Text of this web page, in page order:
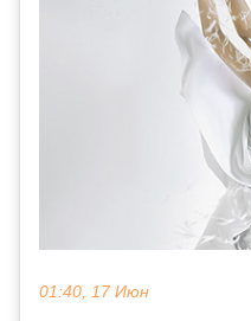
01:40, 17 Июн